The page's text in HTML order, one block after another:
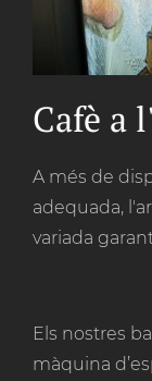
Cafè a
A més de
adequada,
variada
Els nostres
màquina